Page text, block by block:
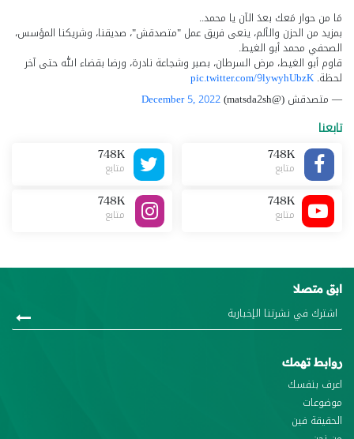
مَا من حوار مَعك بعدَ الآن يا محمد..
بمزيد من الحزن والألم، ينعى فريق عمل "متصدقش"، صديقنا، وشريكنا المؤسس،
الصحفي محمد أبو الغيط.
قاوم أبو الغيط، مرض السرطان، بصبر وشجاعة نادرة، ورضا بقضاء الله حتى آخر
لحظة. pic.twitter.com/9lywyhUbzK
— متصدقش (@matsda2sh)
December 5, 2022
تابعنا
748K
متابع
748K
متابع
748K
متابع
748K
متابع
ابق متصلا
روابط تهمك
اعرف بنفسك
موضوعات
الحقيقة فين